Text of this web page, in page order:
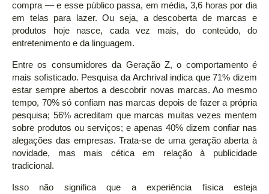
compra — e esse público passa, em média, 3,6 horas por dia
em telas para lazer. Ou seja, a descoberta de marcas e
produtos hoje nasce, cada vez mais, do conteúdo, do
entretenimento e da linguagem.
Entre os consumidores da Geração Z, o comportamento é
mais sofisticado. Pesquisa da Archrival indica que 71% dizem
estar sempre abertos a descobrir novas marcas. Ao mesmo
tempo, 70% só confiam nas marcas depois de fazer a própria
pesquisa; 56% acreditam que marcas muitas vezes mentem
sobre produtos ou serviços; e apenas 40% dizem confiar nas
alegações das empresas. Trata-se de uma geração aberta à
novidade, mas mais cética em relação à publicidade
tradicional.
Isso não significa que a experiência física esteja